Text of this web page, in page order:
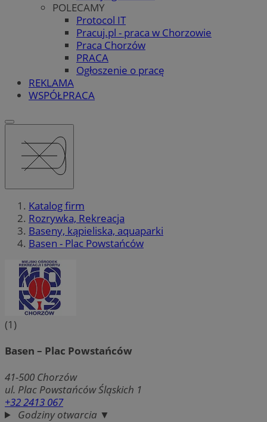
POLECAMY
Protocol IT
Pracuj.pl - praca w Chorzowie
Praca Chorzów
PRACA
Ogłoszenie o pracę
REKLAMA
WSPÓŁPRACA
Katalog firm
Rozrywka, Rekreacja
Baseny, kąpieliska, aquaparki
Basen - Plac Powstańców
(1)
Basen – Plac Powstańców
41-500 Chorzów
ul. Plac Powstańców Śląskich 1
+32 2413 067
Godziny otwarcia ▼